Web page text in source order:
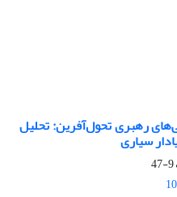
رهبری تحول‌آفرین: تحلیل
سیاری
9-47